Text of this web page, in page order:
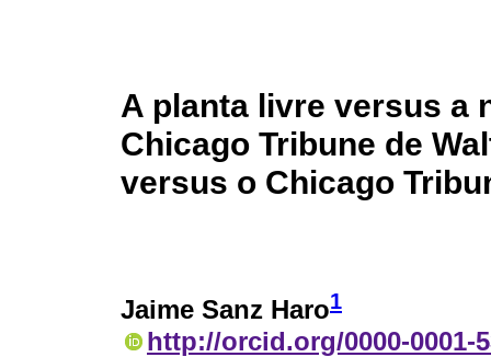
A planta livre versus a
Chicago Tribune de
versus o Chicago
Jaime Sanz Haro1
http://orcid.org/0000-0001-